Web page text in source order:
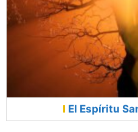
El Espíritu